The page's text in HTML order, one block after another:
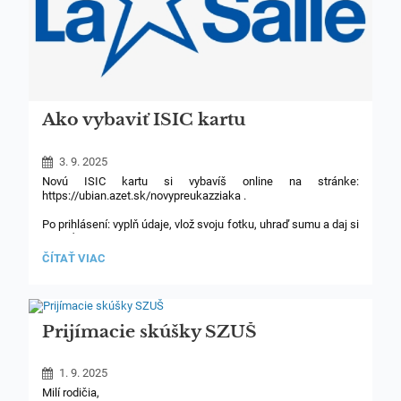
Ako vybaviť ISIC kartu
3. 9. 2025
Novú ISIC kartu si vybavíš online na stránke:
https://ubian.azet.sk/novypreukazziaka .
Po prihlásení: vyplň údaje, vlož svoju fotku, uhraď sumu a daj si
AKO
KARTU:
ČÍTAŤ VIAC
Prijímacie skúšky SZUŠ
1. 9. 2025
Milí rodičia,